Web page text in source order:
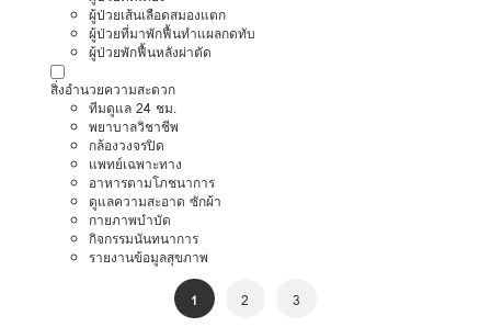
ผู้ป่วยเส้นเลือดสมองแตก
ผู้ป่วยที่มาพักฟื้นทำแผลกดทับ
ผู้ป่วยพักฟื้นหลังผ่าตัด
สิ่งอำนวยความสะดวก
ทีมดูแล 24 ชม.
พยาบาลวิชาชีพ
กล้องวงจรปิด
แพทย์เฉพาะทาง
อาหารตามโภชนาการ
ดูแลความสะอาด ซักผ้า
กายภาพบำบัด
กิจกรรมนันทนาการ
รายงานข้อมูลสุขภาพ
1 2 3